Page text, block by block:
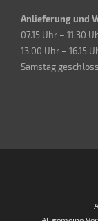
Anlieferung und
07.15 Uhr – 11.30
13.00 Uhr – 16.15
Samstag